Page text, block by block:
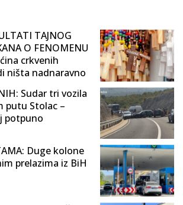
TAJNOG
O FENOMENU
crkvenih
ništa nadnaravno
Sudar tri vozila
putu Stolac –
potpuno
Duge kolone
prelazima iz BiH